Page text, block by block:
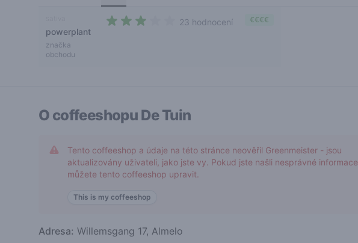
powerplant
značka
obchodu
23 hodnocení €€€€
O coffeeshopu De Tuin
Tento coffeeshop a údaje na této stránce neověřil Greenmeister - jsou
aktualizovány uživateli, jako jste vy. Pokud jste našli nesprávné informace,
můžete tento coffeeshop upravit.
This is my coffeeshop
Adresa: Willemsgang 17, Almelo